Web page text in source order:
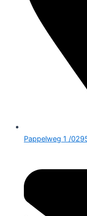
Pappelweg 1 /